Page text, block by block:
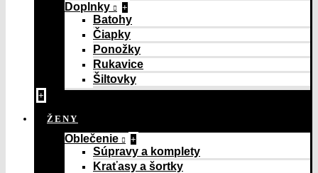
Doplnky
+
Batohy
Čiapky
Ponožky
Rukavice
Šiltovky
+
ŽENY
Oblečenie +
Súpravy a komplety
Kraťasy a šortky